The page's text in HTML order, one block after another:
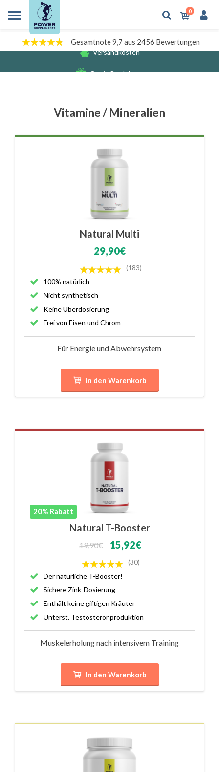
0
Gesamtnote 9,7 aus 2456 Bewertungen
Vitamine / Mineralien
Natural Multi
29,90€
(183)
100% natürlich
Nicht synthetisch
Keine Überdosierung
Frei von Eisen und Chrom
Für Energie und Abwehrsystem
In den Warenkorb
20% Rabatt
Natural T-Booster
19,90€ 15,92€
(30)
Der natürliche T-Booster!
Sichere Zink-Dosierung
Enthält keine giftigen Kräuter
Unterst. Testosteronproduktion
Muskelerholung nach intensivem Training
In den Warenkorb